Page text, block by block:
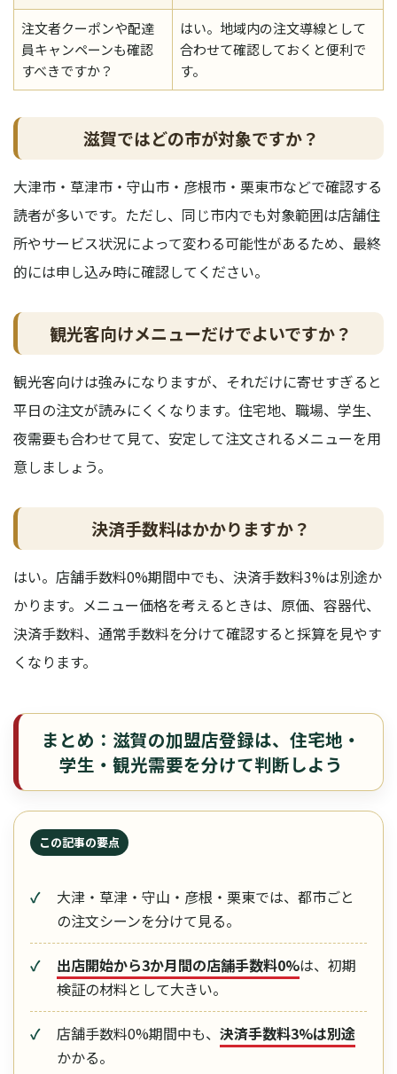
注文者クーポンや配達
員キャンペーンも確認
すべきですか？
はい。地域内の注文導線として
合わせて確認しておくと便利で
す。
滋賀ではどの市が対象ですか？
大津市・草津市・守山市・彦根市・栗東市などで確認する
読者が多いです。ただし、同じ市内でも対象範囲は店舗住
所やサービス状況によって変わる可能性があるため、最終
的には申し込み時に確認してください。
観光客向けメニューだけでよいですか？
観光客向けは強みになりますが、それだけに寄せすぎると
平日の注文が読みにくくなります。住宅地、職場、学生、
夜需要も合わせて見て、安定して注文されるメニューを用
意しましょう。
決済手数料はかかりますか？
はい。店舗手数料0%期間中でも、決済手数料3%は別途か
かります。メニュー価格を考えるときは、原価、容器代、
決済手数料、通常手数料を分けて確認すると採算を見やす
くなります。
まとめ：滋賀の加盟店登録は、住宅地・
学生・観光需要を分けて判断しよう
この記事の要点
大津・草津・守山・彦根・栗東では、都市ごと
の注文シーンを分けて見る。
出店開始から3か月間の店舗手数料0%は、初期
検証の材料として大きい。
店舗手数料0%期間中も、 決済手数料3%は別途
かかる。